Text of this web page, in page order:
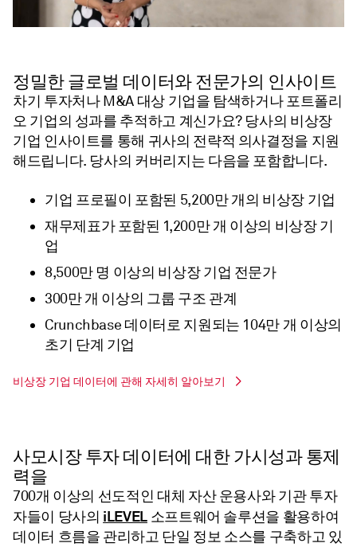
정밀한 글로벌 데이터와 전문가의 인사이트
차기 투자처나 M&A 대상 기업을 탐색하거나 포트폴리
오 기업의 성과를 추적하고 계신가요? 당사의 비상장
기업 인사이트를 통해 귀사의 전략적 의사결정을 지원
해드립니다. 당사의 커버리지는 다음을 포함합니다.
기업 프로필이 포함된 5,200만 개의 비상장 기업
재무제표가 포함된 1,200만 개 이상의 비상장 기
업
8,500만 명 이상의 비상장 기업 전문가
300만 개 이상의 그룹 구조 관계
Crunchbase 데이터로 지원되는 104만 개 이상의
초기 단계 기업
비상장 기업 데이터에 관해 자세히 알아보기
사모시장 투자 데이터에 대한 가시성과 통제
력을
700개 이상의 선도적인 대체 자산 운용사와 기관 투자
자들이 당사의 iLEVEL소프트웨어 솔루션을 활용하여
데이터 흐름을 관리하고 단일 정보 소스를 구축하고 있